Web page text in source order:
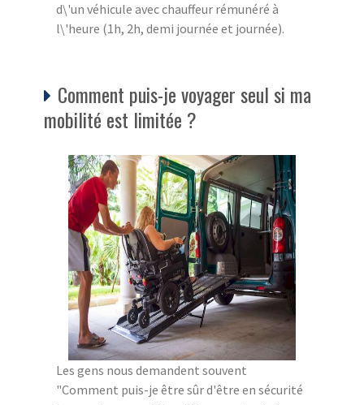
d\'un véhicule avec chauffeur rémunéré à
l\'heure (1h, 2h, demi journée et journée).
Comment puis-je voyager seul si ma
mobilité est limitée ?
Les gens nous demandent souvent
"Comment puis-je être sûr d'être en sécurité